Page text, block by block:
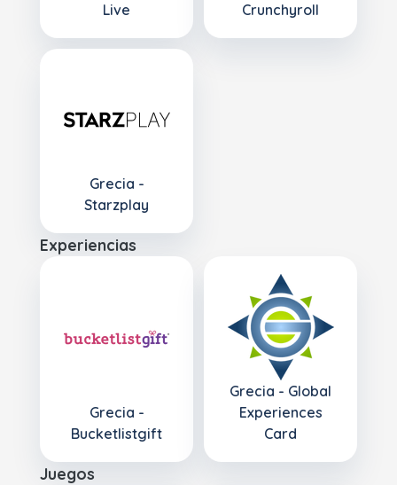
Live
Crunchyroll
Grecia -
Starzplay
Experiencias
Grecia -
Bucketlistgift
Grecia - Global
Experiences
Card
Juegos